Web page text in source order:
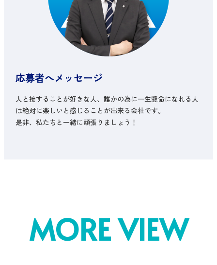
応募者へメッセージ
人と接することが好きな人、誰かの為に一生懸命になれる人
は絶対に楽しいと感じることが出来る会社です。
是非、私たちと一緒に頑張りましょう！
MORE VIEW